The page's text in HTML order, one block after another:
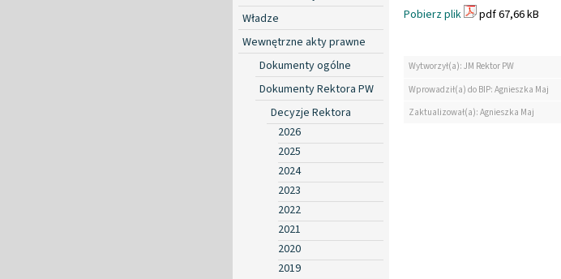
Władze
Wewnętrzne akty prawne
Dokumenty ogólne
Dokumenty Rektora PW
Decyzje Rektora
2026
2025
2024
2023
2022
2021
2020
2019
Pobierz plik
pdf 67,66 kB
Wytworzył(a): JM Rektor PW
Wprowadził(a) do BIP: Agnieszka Maj
Zaktualizował(a): Agnieszka Maj